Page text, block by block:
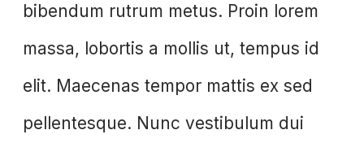
bibendum rutrum metus. Proin lorem
massa, lobortis a mollis ut, tempus id
elit. Maecenas tempor mattis ex sed
pellentesque. Nunc vestibulum dui